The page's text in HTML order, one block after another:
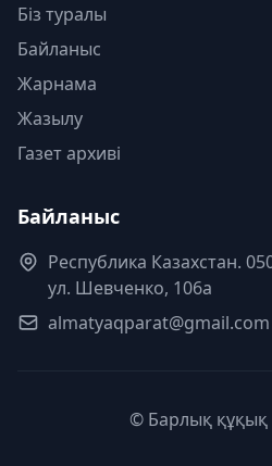
Біз туралы
Байланыс
Жарнама
Жазылу
Газет архиві
Байланыс
Республика Казахстан.
ул. Шевченко, 106а
almatyaqparat@gmail.com
© Барлық құқық